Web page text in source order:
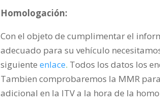
Homologación:
Con el objeto de cumplimentar el
adecuado para su vehículo
siguienteenlace. Todos los datos los
Tambien comprobaremos la MMR
adicional en la ITV a la hora de la